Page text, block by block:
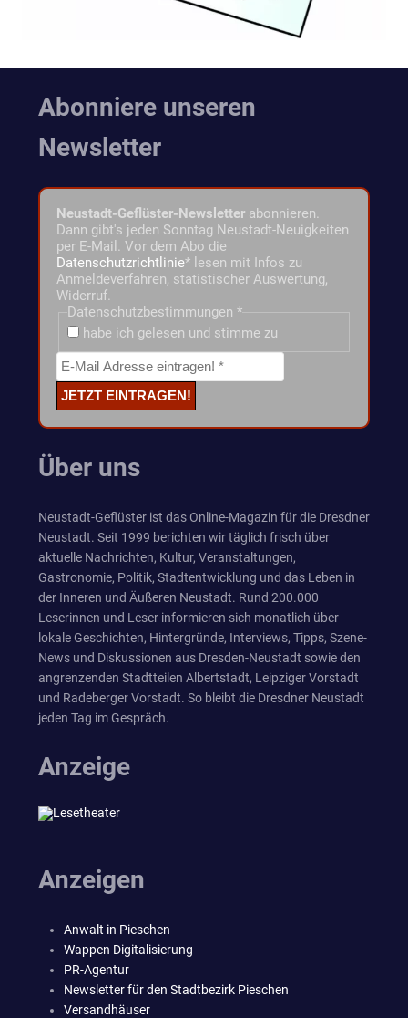
Abonniere unseren
Newsletter
Neustadt-Geflüster-Newsletter abonnieren.
Dann gibt's jeden Sonntag Neustadt-Neuigkeiten
per E-Mail. Vor dem Abo die
Datenschutzrichtlinie* lesen mit Infos zu
Anmeldeverfahren, statistischer Auswertung,
Widerruf.
Datenschutzbestimmungen *
habe ich gelesen und stimme zu
Über uns
Neustadt-Geflüster ist das Online-Magazin für die Dresdner
Neustadt. Seit 1999 berichten wir täglich frisch über
aktuelle Nachrichten, Kultur, Veranstaltungen,
Gastronomie, Politik, Stadtentwicklung und das Leben in
der Inneren und Äußeren Neustadt. Rund 200.000
Leserinnen und Leser informieren sich monatlich über
lokale Geschichten, Hintergründe, Interviews, Tipps, Szene-
News und Diskussionen aus Dresden-Neustadt sowie den
angrenzenden Stadtteilen Albertstadt, Leipziger Vorstadt
und Radeberger Vorstadt. So bleibt die Dresdner Neustadt
jeden Tag im Gespräch.
Anzeige
Anzeigen
Anwalt in Pieschen
Wappen Digitalisierung
PR-Agentur
Newsletter für den Stadtbezirk Pieschen
Versandhäuser